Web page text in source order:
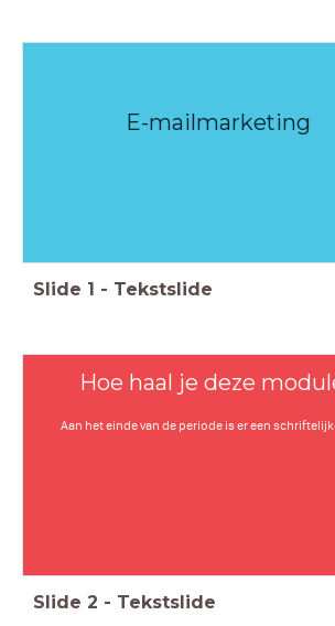
E-mailmarketing
Slide 1 - Tekstslide
Hoe haal je deze
Aan het einde van de periode is er een
Slide 2 - Tekstslide